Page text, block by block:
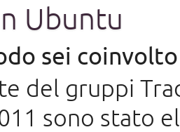
Ubuntu
sei
del gruppi
sono stato